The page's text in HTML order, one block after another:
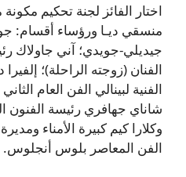
اختار الفائز لجنة تحكيم
منسقي ديـا ورؤساء أقسام:
جيديلي-جويدي؛ آني جاولاك
الفنان (زوجته الراحلة)؛
الفنية لبينالي الفن العام
شاناي جهافري رئيسة الفنون
وكلارا كيم كبيرة الأمناء
الفن المعاصر بلوس أنجلوس.